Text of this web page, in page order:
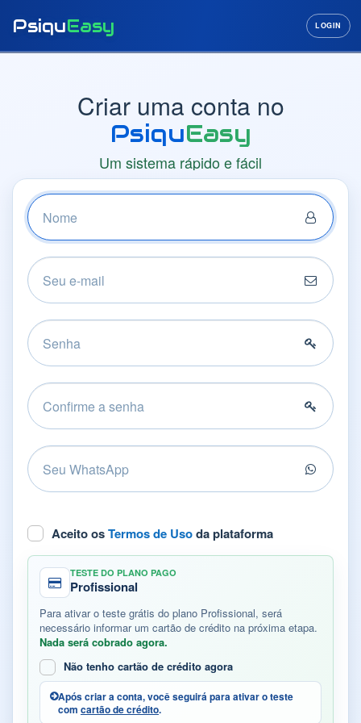
PsiquEasy LOGIN
Criar uma conta no
PsiquEasy
Um sistema rápido e fácil
Aceito osTermos de Usoda plataforma
TESTE DO PLANO PAGO
Profissional
Para ativar o teste grátis do plano Profissional, será
necessário informar um cartão de crédito na próxima etapa.
Nada será cobrado agora.
Não tenho cartão de crédito agora
Após criar a conta, você seguirá para ativar o teste
com cartão de crédito.